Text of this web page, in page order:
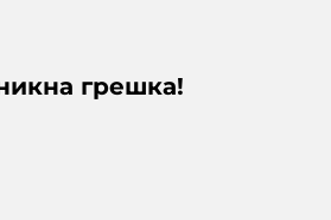
грешка!